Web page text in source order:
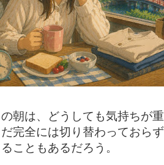
朝は、どうしても気持ちが
完全には切り替わっておら
こともあるだろう。